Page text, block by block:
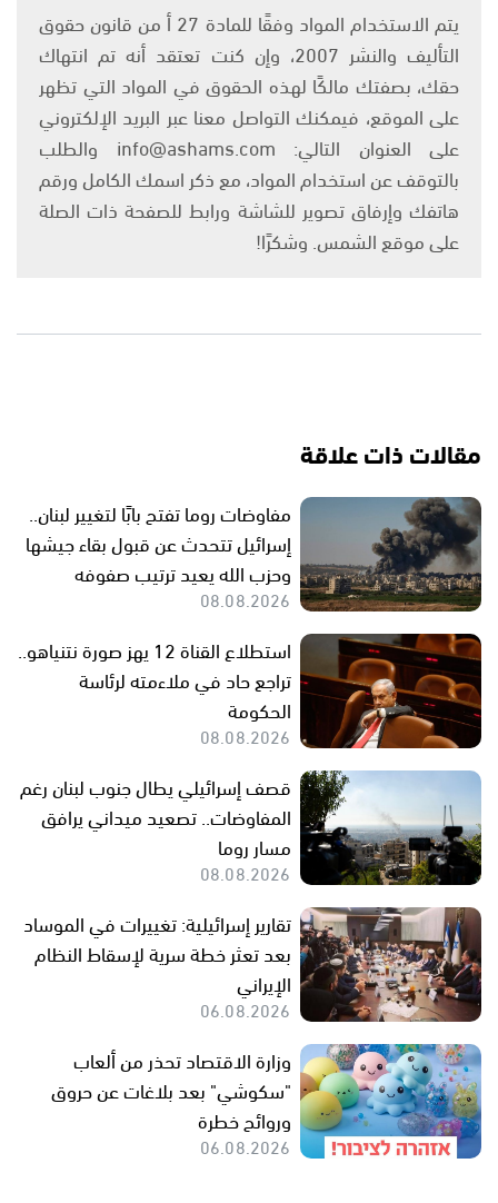
يتم الاستخدام المواد وفقًا للمادة 27 أ من قانون حقوق
التأليف والنشر 2007، وإن كنت تعتقد أنه تم انتهاك
حقك، بصفتك مالكًا لهذه الحقوق في المواد التي تظهر
على الموقع، فيمكنك التواصل معنا عبر البريد الإلكتروني
على العنوان التالي: info@ashams.com والطلب
بالتوقف عن استخدام المواد، مع ذكر اسمك الكامل ورقم
هاتفك وإرفاق تصوير للشاشة ورابط للصفحة ذات الصلة
على موقع الشمس. وشكرًا!
مقالات ذات علاقة
مفاوضات روما تفتح بابًا لتغيير لبنان..
إسرائيل تتحدث عن قبول بقاء جيشها
وحزب الله يعيد ترتيب صفوفه
08.08.2026
استطلاع القناة 12 يهز صورة نتنياهو..
تراجع حاد في ملاءمته لرئاسة
الحكومة
08.08.2026
قصف إسرائيلي يطال جنوب لبنان رغم
المفاوضات.. تصعيد ميداني يرافق
مسار روما
08.08.2026
تقارير إسرائيلية: تغييرات في الموساد
بعد تعثر خطة سرية لإسقاط النظام
الإيراني
06.08.2026
وزارة الاقتصاد تحذر من ألعاب
"سكوشي" بعد بلاغات عن حروق
وروائح خطرة
06.08.2026